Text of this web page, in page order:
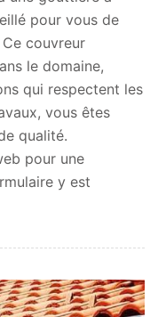
pour vous de
couvreur
le domaine,
qui respectent les
vous êtes
qualité.
pour une
y est